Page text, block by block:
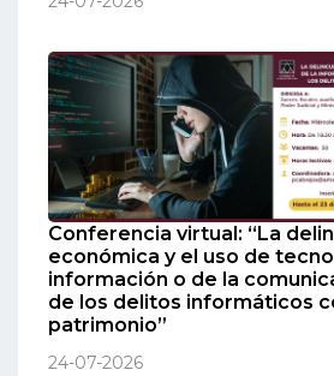
Conferencia virtual: “La
económica y el uso de
información o de la
de los delitos informáticos
patrimonio”
24-07-2026